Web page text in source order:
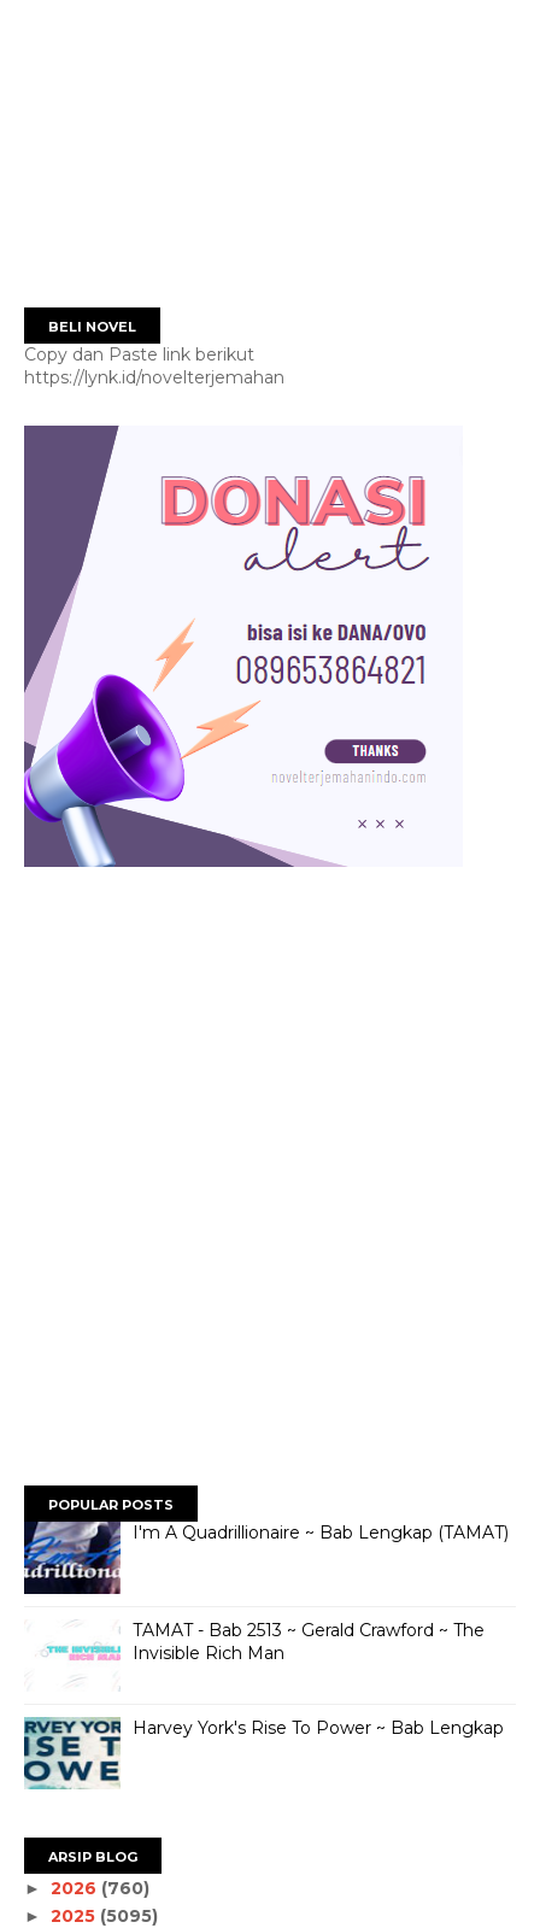
BELI NOVEL
Copy dan Paste link berikut
https://lynk.id/novelterjemahan
POPULAR POSTS
I'm A Quadrillionaire ~ Bab Lengkap (TAMAT)
TAMAT - Bab 2513 ~ Gerald Crawford ~ The
Invisible Rich Man
Harvey York's Rise To Power ~ Bab Lengkap
ARSIP BLOG
► 2026 (760)
► 2025 (5095)